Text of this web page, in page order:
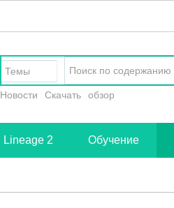
Темы
Новости Скачать обзор
Lineage 2 Обучение